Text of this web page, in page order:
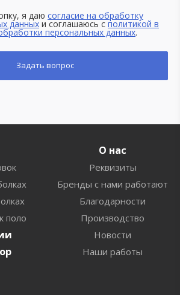
я даю согласие на обработку
данных и соглашаюсь с политикой в
персональных данных.
поло
О нас
Реквизиты
Бренды с нами работают
Благодарности
Производство
Новости
Наши работы